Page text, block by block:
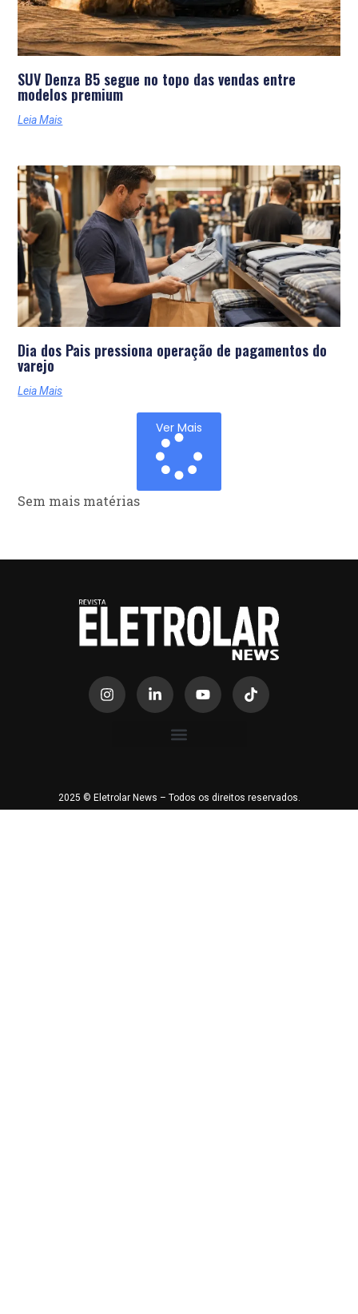
SUV Denza B5 segue no topo das vendas entre
modelos premium
Leia Mais
Dia dos Pais pressiona operação de pagamentos do
varejo
Leia Mais
Ver Mais
Sem mais matérias
2025 © Eletrolar News – Todos os direitos reservados.